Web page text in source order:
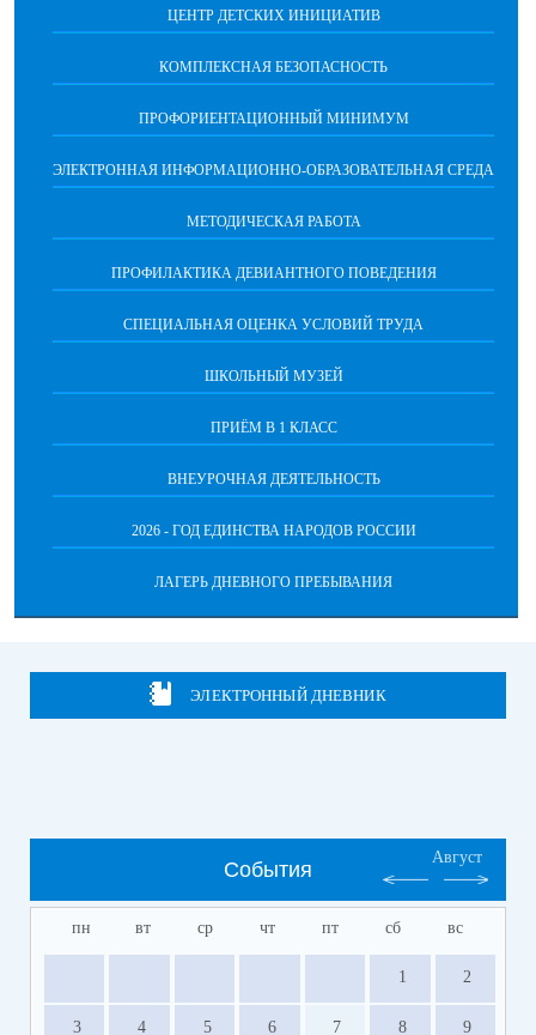
ЦЕНТР ДЕТСКИХ ИНИЦИАТИВ
КОМПЛЕКСНАЯ БЕЗОПАСНОСТЬ
ПРОФОРИЕНТАЦИОННЫЙ МИНИМУМ
ЭЛЕКТРОННАЯ ИНФОРМАЦИОННО-ОБРАЗОВАТЕЛЬНАЯ СРЕДА
МЕТОДИЧЕСКАЯ РАБОТА
ПРОФИЛАКТИКА ДЕВИАНТНОГО ПОВЕДЕНИЯ
СПЕЦИАЛЬНАЯ ОЦЕНКА УСЛОВИЙ ТРУДА
ШКОЛЬНЫЙ МУЗЕЙ
ПРИЁМ В 1 КЛАСС
ВНЕУРОЧНАЯ ДЕЯТЕЛЬНОСТЬ
2026 - ГОД ЕДИНСТВА НАРОДОВ РОССИИ
ЛАГЕРЬ ДНЕВНОГО ПРЕБЫВАНИЯ
ЭЛЕКТРОННЫЙ ДНЕВНИК
События
Август
пн вт ср чт пт сб вс
1 2
3 4 5 6 7 8 9